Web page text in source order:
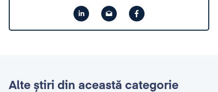
Alte știri din această categorie